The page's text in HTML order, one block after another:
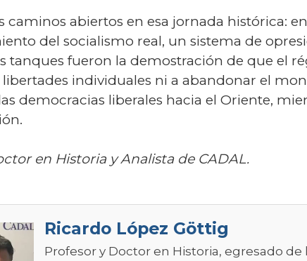
caminos abiertos en esa jornada histórica:
del socialismo real, un sistema de
tanques fueron la demostración de que el
individuales ni a abandonar el
democracias liberales hacia el Oriente,
en Historia y Analista de CADAL.
Ricardo López Göttig
Profesor y Doctor en Historia, egresado